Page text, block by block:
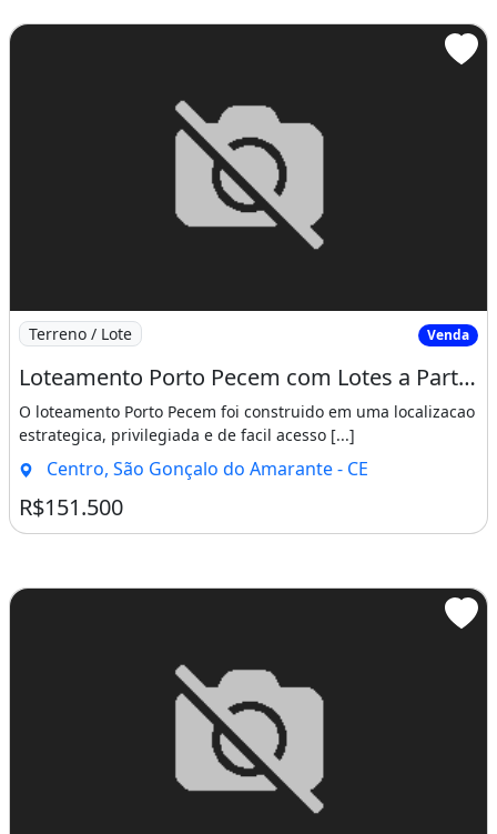
Imagem: Loteamento Porto Pecem com Lotes a Partir
Terreno / Lote Venda
Loteamento Porto Pecem com Lotes a Partir de 15X30 Cuida Venha Adquirir o Seu Lote. Incont
O loteamento Porto Pecem foi construido em uma localizacao
estrategica, privilegiada e de facil acesso [...]
Centro, São Gonçalo do Amarante - CE
R$151.500